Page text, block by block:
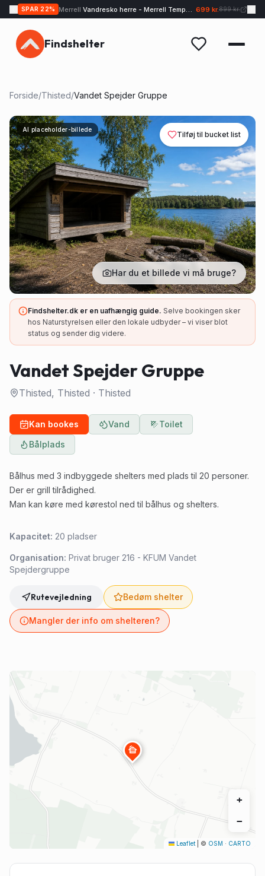
SPAR 22% Merrell Vandresko herre - Merrell Tempo EXP - Sand 699 kr.899 kr.
Findshelter
Forside/Thisted/Vandet Spejder Gruppe
AI placeholder-billede
Tilføj til bucket list
Har du et billede vi må bruge?
Findshelter.dk er en uafhængig guide. Selve bookingen sker
hos Naturstyrelsen eller den lokale udbyder – vi viser blot
status og sender dig videre.
Vandet Spejder Gruppe
Thisted, Thisted · Thisted
Kan bookes Vand
Toilet
Bålplads
Bålhus med 3 indbyggede shelters med plads til 20 personer.
Der er grill tilrådighed.
Man kan køre med kørestol ned til bålhus og shelters.
Kapacitet: 20 pladser
Organisation: Privat bruger 216 - KFUM Vandet
Spejdergruppe
Rutevejledning Bedøm shelter
Mangler der info om shelteren?
cabin
+
−
Leaflet © OSM · CARTO